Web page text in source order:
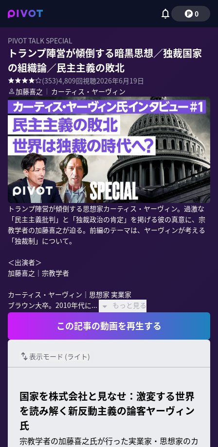
0
PIVOT TALK SPECIAL
トランプ陣営が傾倒する暗黒思想／独裁国家
の組織論／民主主義の敗北
(353)4,809回視聴2026年6月19日
加藤喜之 ｜ カーティス・ヤーヴィン
トランプ陣営が傾倒する思想家カーティス・ヤーヴィン。過激な
「民主主義批判」と「独裁政治の肯定」を掲げる彼の真意に、宗
教学者の加藤喜之が迫る。前編のテーマは、ヤーヴィンが考える
「独裁制」について。
＜出演者＞
加藤喜之｜宗教学者
カーティス・ヤーヴィン｜思想家 実業家
ブラウン大卒。2010年代に...
もっと見る
この記事の動画を再生する
表示モード (ライト)
国家を株式会社と見なせ：激変する世界
を読み解く新反動主義の論客ヤーヴィン
氏
宗教学者の加藤喜之氏が行った実業家・思想家のカ